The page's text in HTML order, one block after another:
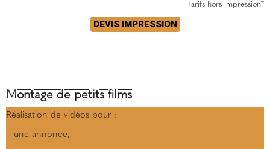
Tarifs hors impression*
DEVIS IMPRESSION
Montage de petits films
Réalisation de vidéos pour :
– une annonce,